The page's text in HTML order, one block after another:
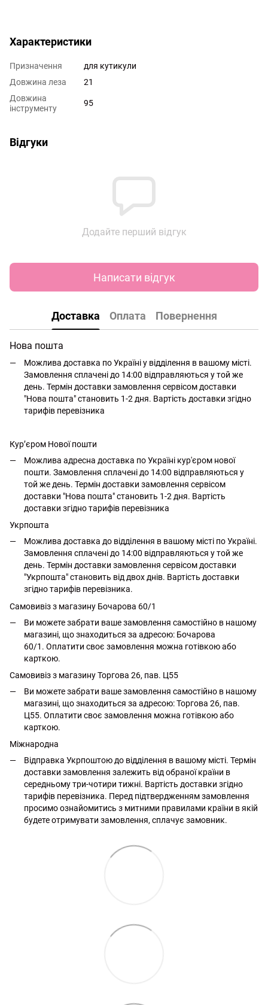
Характеристики
Призначення
для кутикули
Довжина леза
21
Довжина
інструменту
95
Відгуки
Додайте перший відгук
Написати відгук
Доставка Оплата Повернення
Нова пошта
Можлива доставка по Україні у відділення в вашому місті.
Замовлення сплачені до 14:00 відправляються у той же
день. Термін доставки замовлення сервісом доставки
"Нова пошта" становить 1-2 дня. Вартість доставки згідно
тарифів перевізника
Кур’єром Нової пошти
Можлива адресна доставка по Україні кур'єром нової
пошти. Замовлення сплачені до 14:00 відправляються у
той же день. Термін доставки замовлення сервісом
доставки "Нова пошта" становить 1-2 дня. Вартість
доставки згідно тарифів перевізника
Укрпошта
Можлива доставка до відділення в вашому місті по Україні.
Замовлення сплачені до 14:00 відправляються у той же
день. Термін доставки замовлення сервісом доставки
"Укрпошта" становить від двох днів. Вартість доставки
згідно тарифів перевізника.
Самовивіз з магазину Бочарова 60/1
Ви можете забрати ваше замовлення самостійно в нашому
магазині, що знаходиться за адресою: Бочарова
60/1. Оплатити своє замовлення можна готівкою або
карткою.
Самовивіз з магазину Торгова 26, пав. Ц55
Ви можете забрати ваше замовлення самостійно в нашому
магазині, що знаходиться за адресою: Торгова 26, пав.
Ц55. Оплатити своє замовлення можна готівкою або
карткою.
Міжнародна
Відправка Укрпоштою до відділення в вашому місті. Термін
доставки замовлення залежить від обраної країни в
середньому три-чотири тижні. Вартість доставки згідно
тарифів перевізника. Перед підтвердженням замовлення
просимо ознайомитись з митними правилами країни в якій
будете отримувати замовлення, сплачує замовник.